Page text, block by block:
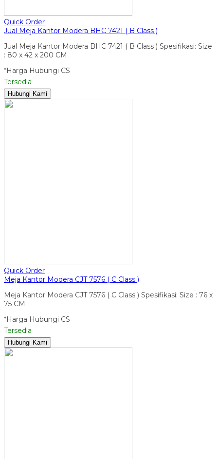
Quick Order
Jual Meja Kantor Modera BHC 7421 ( B Class )
Jual Meja Kantor Modera BHC 7421 ( B Class ) Spesifikasi: Size
: 80 x 42 x 200 CM
*Harga Hubungi CS
Tersedia
Hubungi Kami
Quick Order
Meja Kantor Modera CJT 7576 ( C Class )
Meja Kantor Modera CJT 7576 ( C Class ) Spesifikasi: Size : 76 x
75 CM
*Harga Hubungi CS
Tersedia
Hubungi Kami